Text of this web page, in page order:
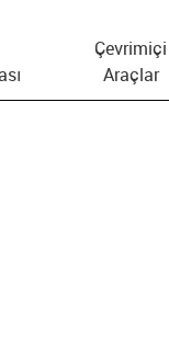
Çevrimiçi
Araçlar